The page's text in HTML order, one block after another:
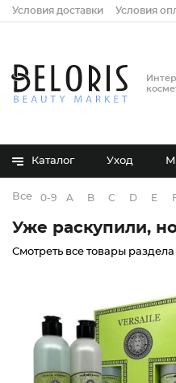
Условия доставки Условия
Каталог Уход
Все бренды
0-9 A B C D E
Уже раскупили,
Смотреть все товары раздела